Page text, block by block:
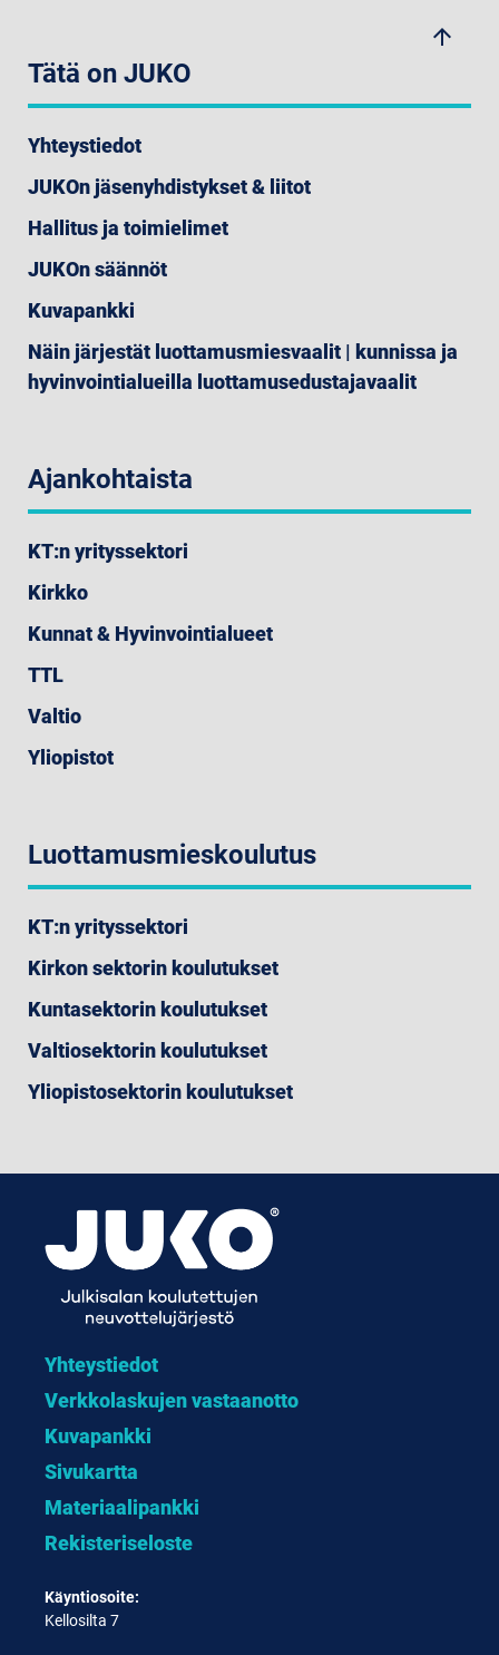
arrow_upwards
Tätä on JUKO
Yhteystiedot
JUKOn jäsenyhdistykset & liitot
Hallitus ja toimielimet
JUKOn säännöt
Kuvapankki
Näin järjestät luottamusmiesvaalit | kunnissa ja
hyvinvointialueilla luottamusedustajavaalit
Ajankohtaista
KT:n yrityssektori
Kirkko
Kunnat & Hyvinvointialueet
TTL
Valtio
Yliopistot
Luottamusmieskoulutus
KT:n yrityssektori
Kirkon sektorin koulutukset
Kuntasektorin koulutukset
Valtiosektorin koulutukset
Yliopistosektorin koulutukset
Yhteystiedot
Verkkolaskujen vastaanotto
Kuvapankki
Sivukartta
Materiaalipankki
Rekisteriseloste
Käyntiosoite:
Kellosilta 7